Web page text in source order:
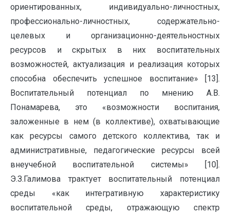
ориентированных, индивидуально-личностных,
профессионально-личностных, содержательно-
целевых и организационно-деятельностных
ресурсов и скрытых в них воспитательных
возможностей, актуализация и реализация которых
способна обеспечить успешное воспитание» [13].
Воспитательный потенциал по мнению А.В.
Понамарева, это «возможности воспитания,
заложенные в нем (в коллективе), охватывающие
как ресурсы самого детского коллектива, так и
административные, педагогические ресурсы всей
внеучебной воспитательной системы» [10].
Э.З.Галимова трактует воспитательный потенциал
среды «как интегративную характеристику
воспитательной среды, отражающую спектр